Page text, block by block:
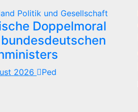
Politik und Gesellschaft
Doppelmoral
2026 Ped